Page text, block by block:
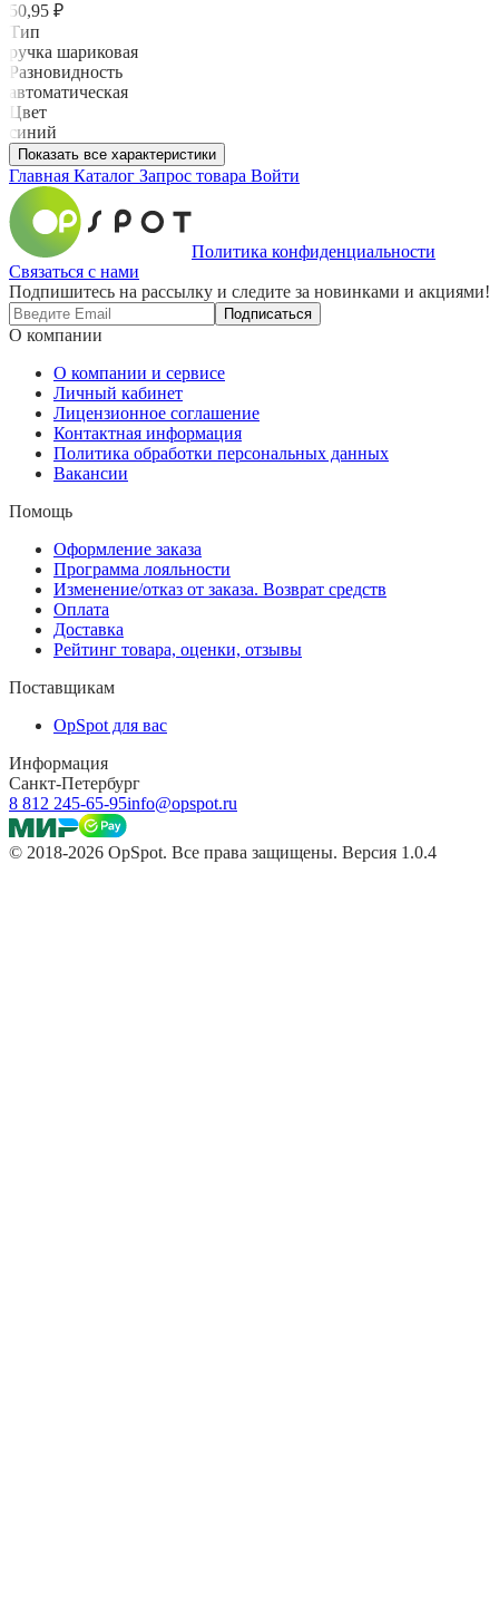
50,95 ₽
Тип
ручка шариковая
Разновидность
автоматическая
Цвет
синий
Показать все характеристики
Главная Каталог Запрос товара Войти
Политика конфиденциальности
Связаться с нами
Подпишитесь на рассылку и следите за новинками и акциями!
Подписаться
О компании
О компании и сервисе
Личный кабинет
Лицензионное соглашение
Контактная информация
Политика обработки персональных данных
Вакансии
Помощь
Оформление заказа
Программа лояльности
Изменение/отказ от заказа. Возврат средств
Оплата
Доставка
Рейтинг товара, оценки, отзывы
Поставщикам
OpSpot для вас
Информация
Санкт-Петербург
8 812 245-65-95info@opspot.ru
© 2018-2026 OpSpot. Все права защищены. Версия 1.0.4